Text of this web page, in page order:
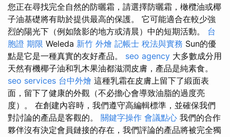
您正在尋找完全自然的防曬霜，請選擇防曬霜，橄欖油或椰
子油基礎將有助於提供最高的保護。 它可能適合在較少強
烈的陽光下（例如陰影的地方或清晨）中的短期活動。 台
胞證 期限 Weleda 新竹 外燴 記帳士 稅法與實務 Sun的優
點是它是一種真實的友好產品。 seo agency 大多數成分用
天然有機椰子油和乳木果油都滋潤皮膚，產品是純素食。
seo services 台中外燴 這種乳霜在皮膚上留下了緞面表
面，留下了健康的外觀（不必擔心會導致油脂的過度亮
度）。 在創建內容時，我們遵守高編輯標準，並確保我們
對討論的產品是客觀的。 關鍵字操作 會議點心 我們的合作
夥伴沒有決定會員鏈接的存在，我們評論的產品將被完全獨